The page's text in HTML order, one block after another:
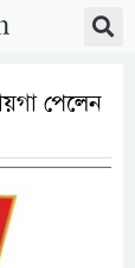
পেলেন